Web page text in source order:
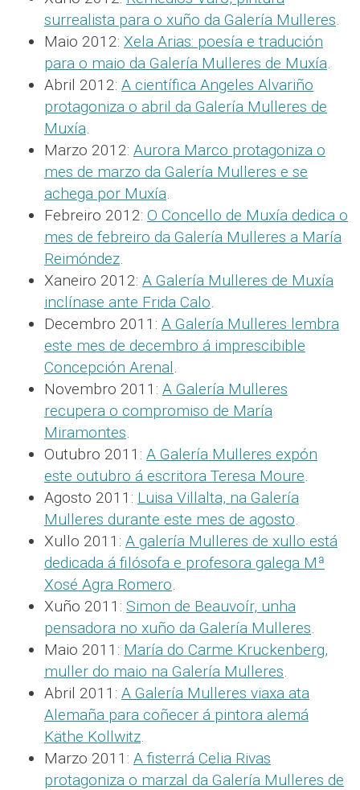
surrealista para o xuño da Galería Mulleres.
Maio 2012: Xela Arias: poesía e tradución
para o maio da Galería Mulleres de Muxía.
Abril 2012: A científica Angeles Alvariño
protagoniza o abril da Galería Mulleres de
Muxía.
Marzo 2012: Aurora Marco protagoniza o
mes de marzo da Galería Mulleres e se
achega por Muxía.
Febreiro 2012: O Concello de Muxía dedica o
mes de febreiro da Galería Mulleres a María
Reimóndez.
Xaneiro 2012: A Galería Mulleres de Muxía
inclínase ante Frida Calo.
Decembro 2011: A Galería Mulleres lembra
este mes de decembro á imprescibible
Concepción Arenal.
Novembro 2011: A Galería Mulleres
recupera o compromiso de María
Miramontes.
Outubro 2011: A Galería Mulleres expón
este outubro á escritora Teresa Moure.
Agosto 2011: Luisa Villalta, na Galería
Mulleres durante este mes de agosto.
Xullo 2011: A galería Mulleres de xullo está
dedicada á filósofa e profesora galega Mª
Xosé Agra Romero.
Xuño 2011: Simon de Beauvoír, unha
pensadora no xuño da Galería Mulleres.
Maio 2011: María do Carme Kruckenberg,
muller do maio na Galería Mulleres.
Abril 2011: A Galería Mulleres viaxa ata
Alemaña para coñecer á pintora alemá
Käthe Kollwitz.
Marzo 2011: A fisterrá Celia Rivas
protagoniza o marzal da Galería Mulleres de